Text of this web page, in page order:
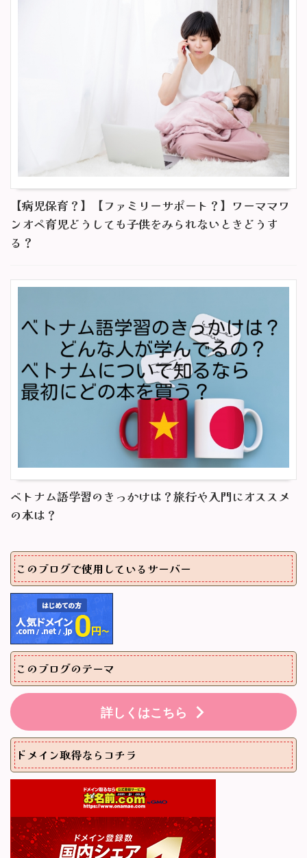
【病児保育？】【ファミリーサポート？】ワーママワ
ンオペ育児どうしても子供をみられないときどうす
る？
ベトナム語学習のきっかけは？旅行や入門にオススメ
の本は？
このブログで使用しているサーバー
このブログのテーマ
詳しくはこちら
ドメイン取得ならコチラ